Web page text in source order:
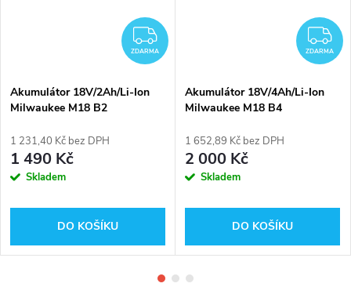
ZDARMA
ZDARMA
Akumulátor 18V/2Ah/Li-Ion
Milwaukee M18 B2
1 231,40 Kč bez DPH
1 490 Kč
Skladem
DO KOŠÍKU
ZDARMA
Akumulátor 18V/4Ah/Li-Ion
Milwaukee M18 B4
1 652,89 Kč bez DPH
2 000 Kč
Skladem
DO KOŠÍKU